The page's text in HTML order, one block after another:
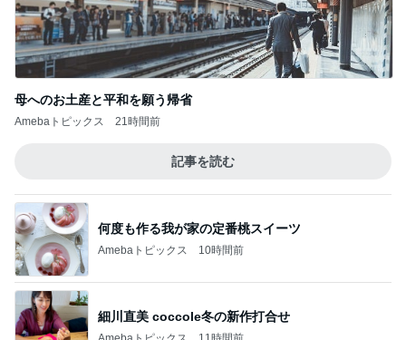
母へのお土産と平和を願う帰省
Amebaトピックス 21時間前
記事を読む
何度も作る我が家の定番桃スイーツ
Amebaトピックス 10時間前
細川直美 coccole冬の新作打合せ